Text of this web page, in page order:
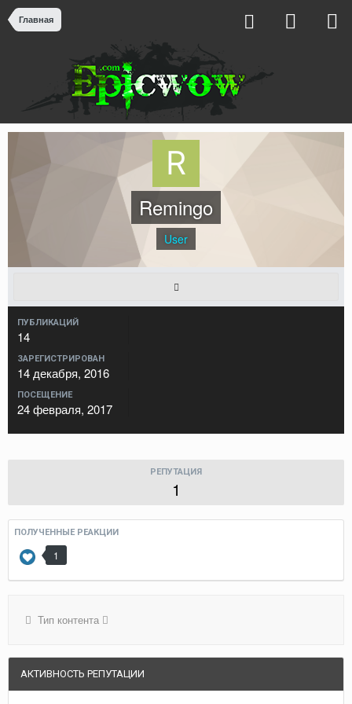
Главная
Remingo
User
ПУБЛИКАЦИЙ
14
ЗАРЕГИСТРИРОВАН
14 декабря, 2016
ПОСЕЩЕНИЕ
24 февраля, 2017
РЕПУТАЦИЯ
1
ПОЛУЧЕННЫЕ РЕАКЦИИ
1
Тип контента
АКТИВНОСТЬ РЕПУТАЦИИ